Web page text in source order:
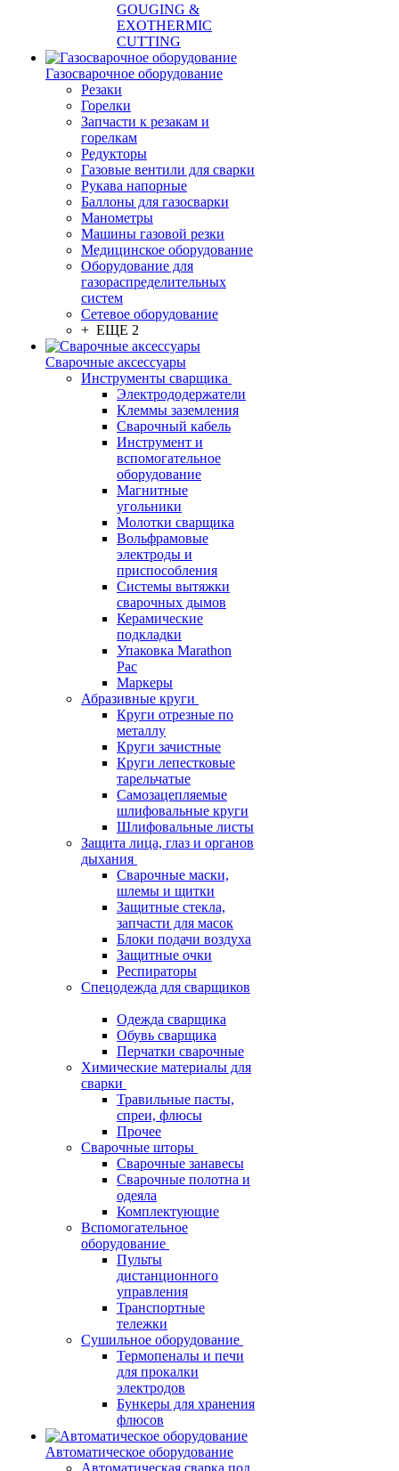
GOUGING &
EXOTHERMIC
CUTTING
Газосварочное оборудование
Резаки
Горелки
Запчасти к резакам и
горелкам
Редукторы
Газовые вентили для сварки
Рукава напорные
Баллоны для газосварки
Манометры
Машины газовой резки
Медицинское оборудование
Оборудование для
газораспределительных
систем
Сетевое оборудование
+ ЕЩЕ 2
Сварочные аксессуары
Инструменты сварщика
Электрододержатели
Клеммы заземления
Сварочный кабель
Инструмент и
вспомогательное
оборудование
Магнитные
угольники
Молотки сварщика
Вольфрамовые
электроды и
приспособления
Системы вытяжки
сварочных дымов
Керамические
подкладки
Упаковка Marathon
Pac
Маркеры
Абразивные круги
Круги отрезные по
металлу
Круги зачистные
Круги лепестковые
тарельчатые
Самозацепляемые
шлифовальные круги
Шлифовальные листы
Защита лица, глаз и органов
дыхания
Сварочные маски,
шлемы и щитки
Защитные стекла,
запчасти для масок
Блоки подачи воздуха
Защитные очки
Респираторы
Спецодежда для сварщиков
Одежда сварщика
Обувь сварщика
Перчатки сварочные
Химические материалы для
сварки
Травильные пасты,
спреи, флюсы
Прочее
Сварочные шторы
Сварочные занавесы
Сварочные полотна и
одеяла
Комплектующие
Вспомогательное
оборудование
Пульты
дистанционного
управления
Транспортные
тележки
Сушильное оборудование
Термопеналы и печи
для прокалки
электродов
Бункеры для хранения
флюсов
Автоматическое оборудование
Автоматическая сварка под